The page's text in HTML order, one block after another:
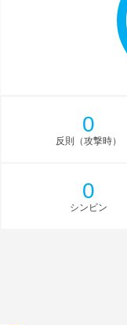
0
反則（攻撃時）
0
シンビン